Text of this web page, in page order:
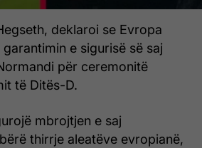
deklaroi se Evropa
e sigurisë së saj
për ceremonitë
të Ditës-D.
mbrojtjen e saj
thirrje aleatëve evropianë,